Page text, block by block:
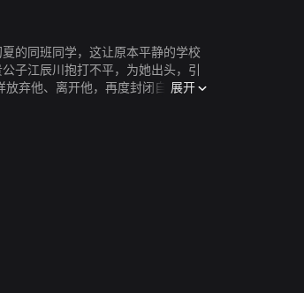
的同班同学，这让原本平静的学校
子江辰川抱打不平，为她出头，引
弃他、离开他，再度封闭自我，化
展开